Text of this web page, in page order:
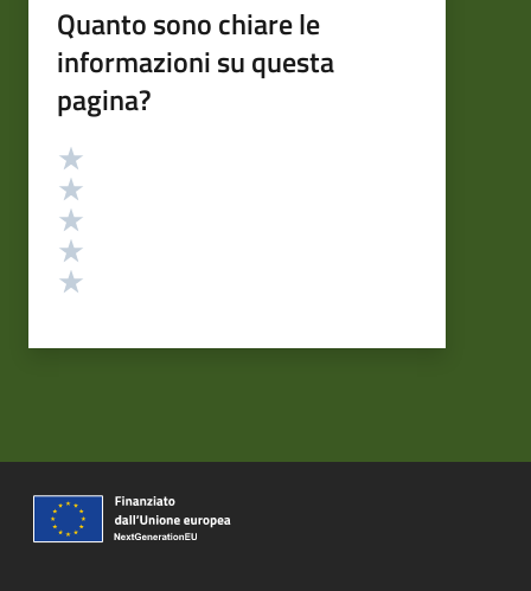
Quanto sono chiare le
informazioni su questa
pagina?
Valutazione